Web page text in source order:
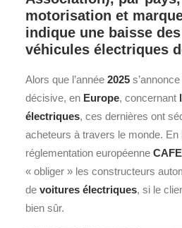
motorisation et
indique une baisse
véhicules électriques
Alors que l’année 2025
décisive, en Europe, concernant
électriques, ces dernières ont
acheteurs à travers le monde. En
réglementation européenne
« obliger » les constructeurs
de voitures électriques, si le
bien sûr.